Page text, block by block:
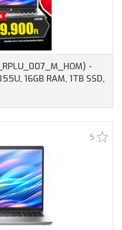
-
16GB RAM, 1TB SSD,
11 HOME, 3 ÉV
5